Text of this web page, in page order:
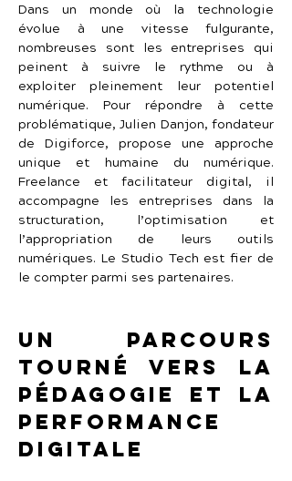
Dans un monde où la technologie
évolue à une vitesse fulgurante,
nombreuses sont les entreprises qui
peinent à suivre le rythme ou à
exploiter pleinement leur potentiel
numérique. Pour répondre à cette
problématique, Julien Danjon, fondateur
de Digiforce, propose une approche
unique et humaine du numérique.
Freelance et facilitateur digital, il
accompagne les entreprises dans la
structuration, l’optimisation et
l’appropriation de leurs outils
numériques. Le Studio Tech est fier de
le compter parmi ses partenaires.
Un parcours
tourné vers la
pédagogie et la
performance
digitale